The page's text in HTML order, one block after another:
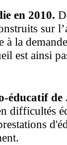
en 2010.
sur
la
est ainsi
éducatif de
difficultés